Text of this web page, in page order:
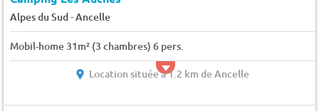
Alpes du Sud-Ancelle
Mobil-home 31m² (3 chambres) 6 pers.
Location située à 1.2 km de Ancelle